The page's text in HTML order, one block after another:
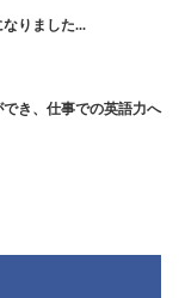
りました...
き、仕事での英語力へ